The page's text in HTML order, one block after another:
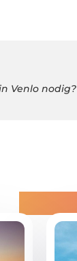
Venlo nodig?